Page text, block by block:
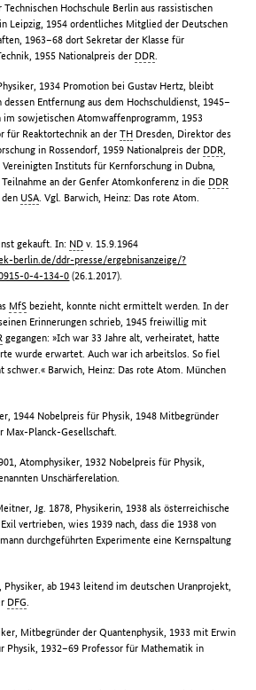
Hochschule Berlin aus rassistischen
Leipzig, 1954 ordentliches Mitglied der Deutschen
1963–68 dort Sekretar der Klasse für
1955 Nationalpreis der DDR.
1934 Promotion bei Gustav Hertz, bleibt
Entfernung aus dem Hochschuldienst, 1945–
im sowjetischen Atomwaffenprogramm, 1953
für Reaktortechnik an derTH Dresden, Direktor des
in Rossendorf, 1959 Nationalpreis der DDR,
Instituts für Kernforschung in Dubna,
an der Genfer Atomkonferenz in die DDR
USA. Vgl. Barwich, Heinz: Das rote Atom.
gekauft. In: ND v. 15.9.1964
berlin.de/ddr-presse/ergebnisanzeige/?
0-4-134-0 (26.1.2017).
MfS bezieht, konnte nicht ermittelt werden. In der
Erinnerungen schrieb, 1945 freiwillig mit
gegangen: »Ich war 33 Jahre alt, verheiratet, hatte
wurde erwartet. Auch war ich arbeitslos. So fiel
schwer.« Barwich, Heinz: Das rote Atom. München
1944 Nobelpreis für Physik, 1948 Mitbegründer
Max-Planck-Gesellschaft.
Atomphysiker, 1932 Nobelpreis für Physik,
Unschärferelation.
Jg. 1878, Physikerin, 1938 als österreichische
vertrieben, wies 1939 nach, dass die 1938 von
durchgeführten Experimente eine Kernspaltung
Physiker, ab 1943 leitend im deutschen Uranprojekt,
DFG.
Mitbegründer der Quantenphysik, 1933 mit Erwin
Physik, 1932–69 Professor für Mathematik in